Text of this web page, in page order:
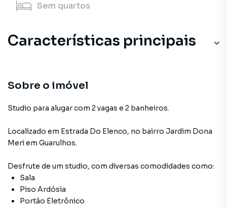
Sem quartos
Características principais
Piso Ardósia
Portão Eletrônico
Sobre o imóvel
Studio para alugar com 2 vagas e 2 banheiros.
Localizado em Estrada Do Elenco, no bairro Jardim Dona
Meriem Guarulhos.
Desfrute de um studio, com diversas comodidades como:
Sala
Piso Ardósia
Portão Eletrônico